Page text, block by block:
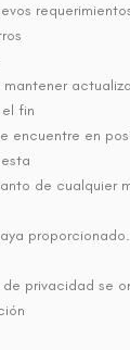
fin
encuentre en
de cualquier
proporcionado.
de privacidad se